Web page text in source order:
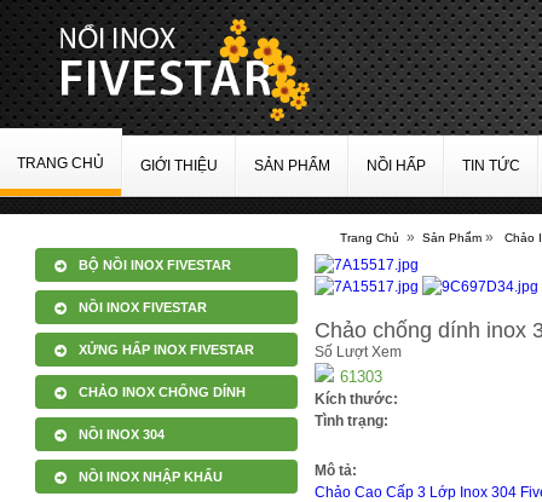
TRANG CHỦ GIỚI THIỆU SẢN PHẨM NỒI HẤP TIN TỨC
BỘ NỒI INOX FIVESTAR
NỒI INOX FIVESTAR
XỬNG HẤP INOX FIVESTAR
CHẢO INOX CHỐNG DÍNH
NỒI INOX 304
NỒI INOX NHẬP KHẨU
Trang Chủ » Sản Phẩm » Chảo
Chảo chống dính inox
Số Lượt Xem
61303
Kích thước:
Tình trạng:
Mô tả:
Chảo Cao Cấp 3 Lớp Inox 304